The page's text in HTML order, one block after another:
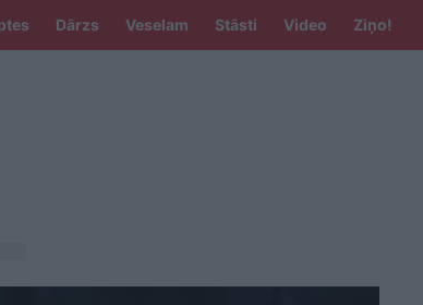
Dārzs Veselam Stāsti Video Ziņo!